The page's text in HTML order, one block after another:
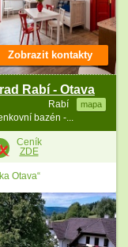
Rabí - Otava
Rabí mapa
bazén -...
Zobrazit kontakty
Ceník
ZDE
Otava“